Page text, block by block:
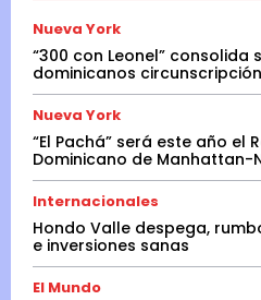
Nueva York
“300 con Leonel” consolida
dominicanos circunscripción
Nueva York
“El Pachá” será este año el
Dominicano de Manhattan-
Internacionales
Hondo Valle despega,
e inversiones sanas
El Mundo